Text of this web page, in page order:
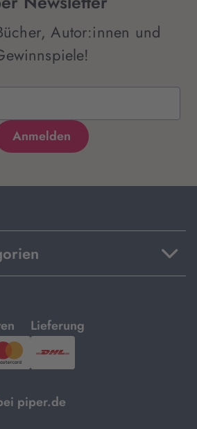
Autor:innen und
und
Lieferung
mit
DHL.
piper.de